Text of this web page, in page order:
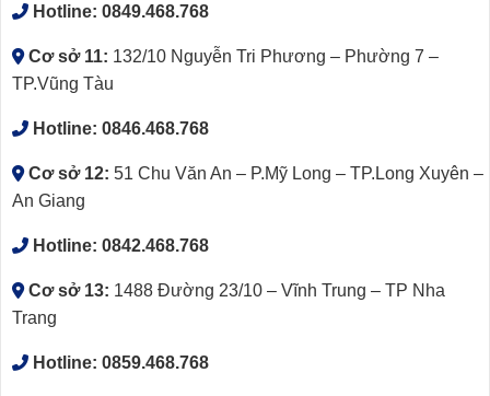
Hotline: 0849.468.768
Cơ sở 11: 132/10 Nguyễn Tri Phương – Phường 7 –
TP.Vũng Tàu
Hotline: 0846.468.768
Cơ sở 12: 51 Chu Văn An – P.Mỹ Long – TP.Long Xuyên –
An Giang
Hotline: 0842.468.768
Cơ sở 13: 1488 Đường 23/10 – Vĩnh Trung – TP Nha
Trang
Hotline: 0859.468.768